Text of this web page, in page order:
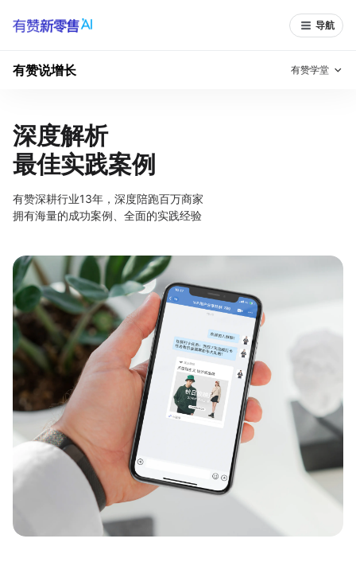
导航
有赞学堂
有赞说增长
有赞说增长
私域日历
有赞说案例拆解 有赞专家说
面对面聊增长
有赞春季发布会 实干家直播间
新零售大会 新零售茶会
新零售私享会 门店经营增长公开课
AllValue 战略合作
增长产品指南
产品场景库
深度解析
最佳实践案例
有赞深耕行业13年，深度陪跑百万商家
拥有海量的成功案例、全面的实践经验